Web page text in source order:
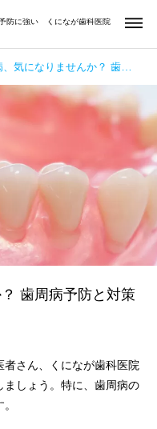
防に強い くになが歯科医院
小児歯
歯周治
矯正歯科
前歯だけ気になる方へ
りませんか？ 歯周病予防と対策について解説します！」
歯周病予防と対策
さん、くになが歯科医院
ましょう。特に、歯周病の